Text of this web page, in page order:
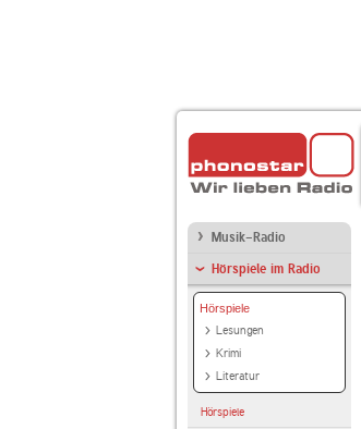
Musik-Radio
Hörspiele im Radio
Hörspiele
Lesungen
Krimi
Literatur
Hörspiele